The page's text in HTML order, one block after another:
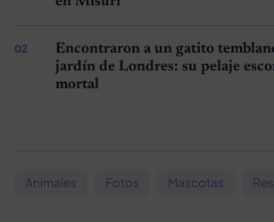
Encontraron a un gatito
jardín de Londres: su pelaje
mortal
Animales Fotos Mascotas